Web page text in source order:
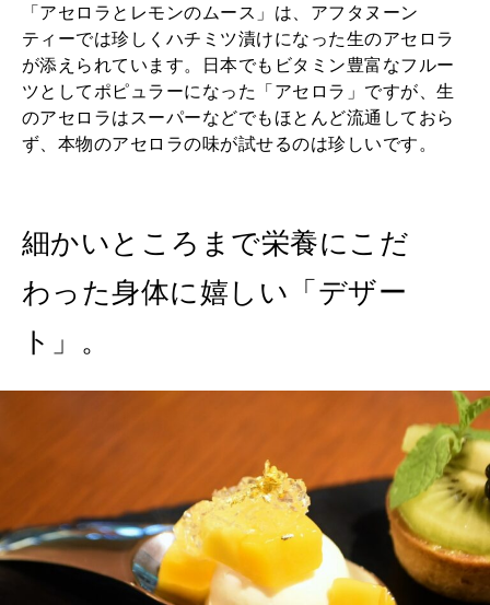
「アセロラとレモンのムース」は、アフタヌーン
ティーでは珍しくハチミツ漬けになった生のアセロラ
が添えられています。日本でもビタミン豊富なフルー
ツとしてポピュラーになった「アセロラ」ですが、生
のアセロラはスーパーなどでもほとんど流通しておら
ず、本物のアセロラの味が試せるのは珍しいです。
細かいところまで栄養にこだ
わった身体に嬉しい「デザー
ト」。